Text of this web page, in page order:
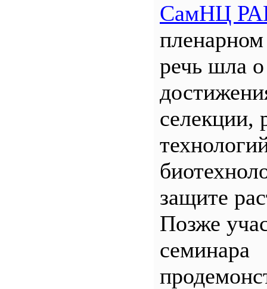
СамНЦ
пленарном
речь шла
селекции,
защите
Позже
семинара